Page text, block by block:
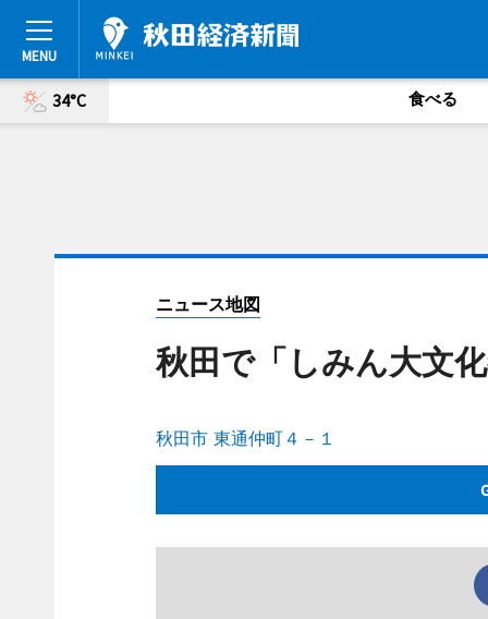
34°C 食べる
ニュース地図
秋田で「しみん大文
秋田市 東通仲町４－１